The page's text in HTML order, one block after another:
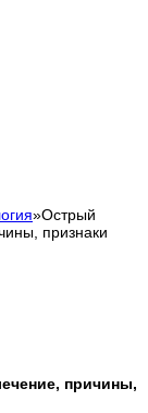
»Острый
признаки
причины,